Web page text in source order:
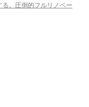
。圧倒的フルリノベー